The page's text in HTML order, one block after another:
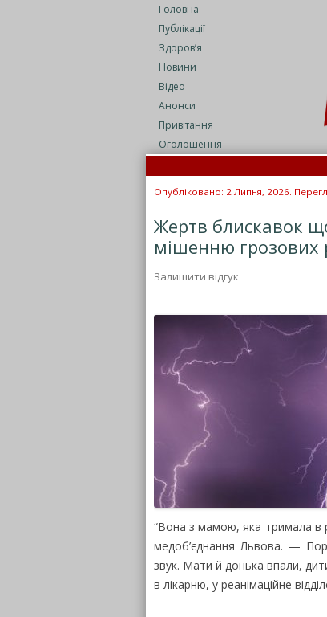
Головна
Публікації
Здоров’я
Новини
Відео
Анонси
Привітання
Оголошення
Опубліковано: 2 Липня, 2026.
Жертв блискавок
мішенню грозових
Залишити відгук
“Вона з мамою, яка тримала в
мед­об’єднання Львова. —
звук. Мати й донька впали,
в лікарню, у реанімаційне